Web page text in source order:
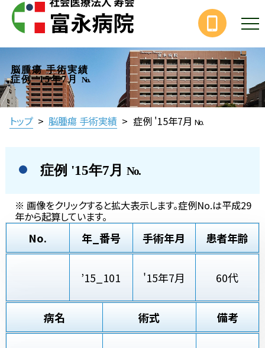
脳腫瘍 手術実績
症例 '15年7月
No.
トップ > 脳腫瘍 手術実績 > 症例 '15年7月 No.
症例 '15年7月 No.
※ 画像をクリックすると拡大表示します。症例No.は平成29
年から起算しています。
No. 年_番号 手術年月 患者年齢
’15_101 '15年7月 60代
病名 術式 備考